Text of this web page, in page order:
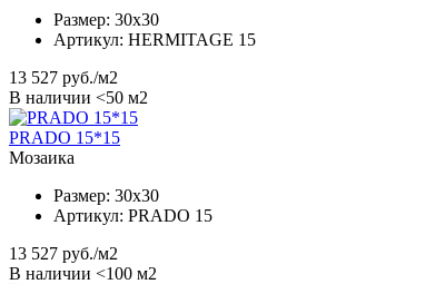
Размер: 30x30
Артикул: HERMITAGE 15
13 527 руб./м2
В наличии <50 м2
PRADO 15*15
Мозаика
Размер: 30x30
Артикул: PRADO 15
13 527 руб./м2
В наличии <100 м2